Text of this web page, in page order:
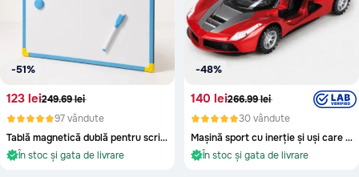
-51%
123 lei249.69 lei
97 vândute
Tablă magnetică dublă pentru scris și desenat copii
În stoc și gata de livrare
-48%
140 lei266.99 lei
30 vândute
Mașină sport cu inerție și uși care se deschid
În stoc și gata de livrare